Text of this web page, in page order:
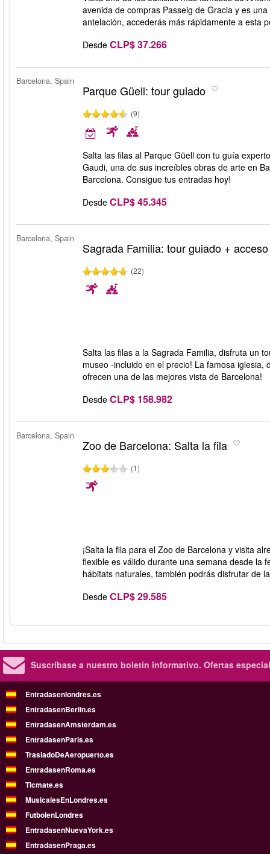
avenida de compras Passeig de Gracia y es
antelación, accederás más rápidamente a esta
Desde CLP$ 37.266
Barcelona, Spain
Parque Güell: tour guiado
(9)
Salta las filas al Parque Güell con tu guía
Gaudi, una de sus increíbles obras de arte en
Barcelona. Consigue tus entradas hoy!
Desde CLP$ 45.345
Barcelona, Spain
Sagrada Familia: tour guiado +
(22)
Salta las filas a la Sagrada Familia, disfruta un
museo -incluido en el precio! La famosa
ofrecen una de las mejores vista de Barcelona!
Desde CLP$ 158.982
Barcelona, Spain
Zoo de Barcelona: Salta la fila
(1)
¡Salta la fila para el Zoo de Barcelona y visita
flexible es válido durante una semana desde la
hábitats naturales, también podrás disfrutar de
Desde CLP$ 29.585
Suscríbase a nuestro boletín informativo. Ofertas
Entradasenlondres.es
EntradasenBerlin.es
EntradasenAmsterdam.es
EntradasenParis.es
TrasladoDeAeropuerto.es
EntradasenRoma.es
Ticmate.es
MusicalesEnLondres.es
FutbolenLondres
EntradasenNuevaYork.es
EntradasenPraga.es